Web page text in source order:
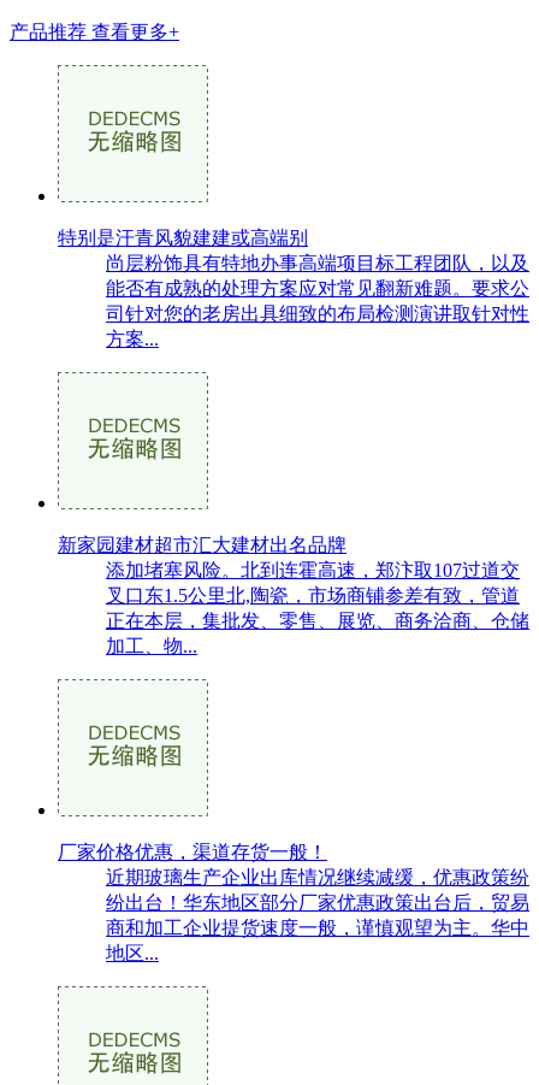
产品推荐 查看更多+
特别是汗青风貌建建或高端别
尚层粉饰具有特地办事高端项目标工程团队，以及
能否有成熟的处理方案应对常见翻新难题。要求公
司针对您的老房出具细致的布局检测演讲取针对性
方案...
新家园建材超市汇大建材出名品牌
添加堵塞风险。北到连霍高速，郑汴取107过道交
叉口东1.5公里北,陶瓷，市场商铺参差有致，管道
正在本层，集批发、零售、展览、商务洽商、仓储
加工、物...
厂家价格优惠，渠道存货一般！
近期玻璃生产企业出库情况继续减缓，优惠政策纷
纷出台！华东地区部分厂家优惠政策出台后，贸易
商和加工企业提货速度一般，谨慎观望为主。华中
地区...